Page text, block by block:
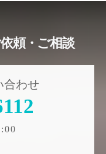
頼・ご相談
合わせ